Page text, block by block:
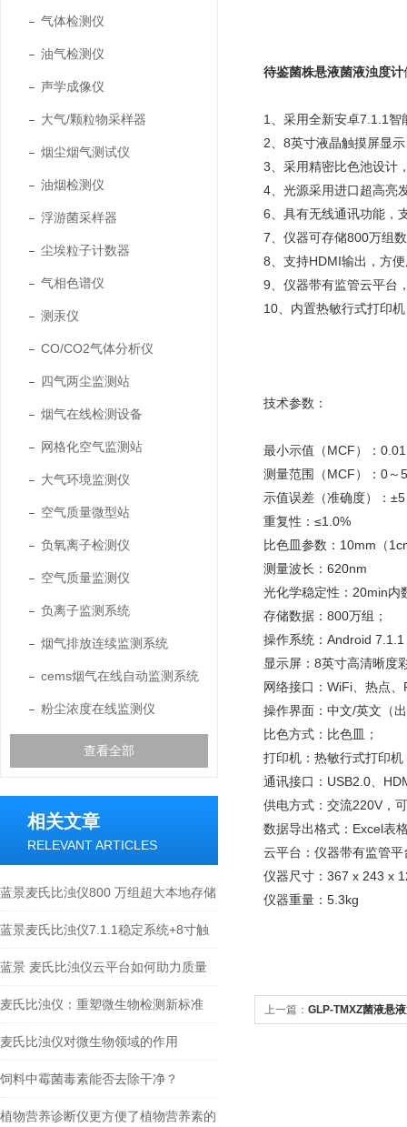
气体检测仪
油气检测仪
声学成像仪
大气/颗粒物采样器
烟尘烟气测试仪
油烟检测仪
浮游菌采样器
尘埃粒子计数器
气相色谱仪
测汞仪
CO/CO2气体分析仪
四气两尘监测站
烟气在线检测设备
网格化空气监测站
大气环境监测仪
空气质量微型站
负氧离子检测仪
空气质量监测仪
负离子监测系统
烟气排放连续监测系统
cems烟气在线自动监测系统
粉尘浓度在线监测仪
查看全部
相关文章
RELEVANT ARTICLES
蓝景麦氏比浊仪800 万组超大本地存储
+ 多通道无线传输
蓝景麦氏比浊仪7.1.1稳定系统+8寸触
控大屏，零门槛高效作业
蓝景 麦氏比浊仪云平台如何助力质量
管理体系建设？
麦氏比浊仪：重塑微生物检测新标准
麦氏比浊仪对微生物领域的作用
饲料中霉菌毒素能否去除干净？
植物营养诊断仪更方便了植物营养素的
待鉴菌株悬液菌液浊度计
1、采用全新安卓7.1.1
2、8英寸液晶触摸屏显
3、采用精密比色池设计
4、光源采用进口超高
6、具有无线通讯功能，
7、仪器可存储800万组
8、支持HDMI输出，方
9、仪器带有监管云平台
10、内置热敏行式打印
技术参数：
最小示值（MCF）：
测量范围（MCF）：0～
示值误差（准确度）：
重复性：≤1.0%
比色皿参数：10mm（
测量波长：620nm
光化学稳定性：20min内
存储数据：800万组；
操作系统：Android
显示屏：8英寸高清晰度
网络接口：WiFi、热点、
操作界面：中文/英文（
比色方式：比色皿；
打印机：热敏行式打印机
通讯接口：USB2.0、
供电方式：交流220V，
数据导出格式：Excel表
云平台：仪器带有监管
仪器尺寸：367 x 243 x
仪器重量：5.3kg
上一篇： GLP-TMXZ菌液悬